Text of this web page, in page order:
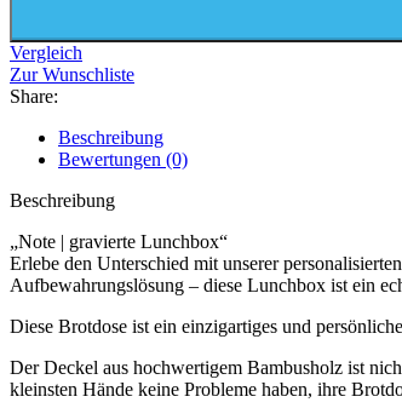
Vergleich
Zur Wunschliste
Share:
Beschreibung
Bewertungen (0)
Beschreibung
„Note | gravierte Lunchbox“
Erlebe den Unterschied mit unserer
Aufbewahrungslösung – diese Lunchbox ist ein
Diese Brotdose ist ein einzigartiges und
Der Deckel aus hochwertigem Bambusholz ist
kleinsten Hände keine Probleme haben, ihre